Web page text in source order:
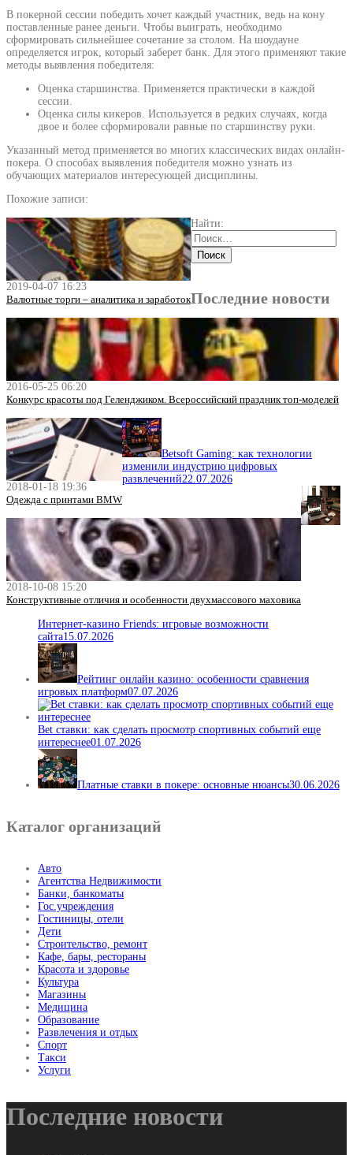
В покерной сессии победить хочет каждый участник, ведь на кону
поставленные ранее деньги. Чтобы выиграть, необходимо
сформировать сильнейшее сочетание за столом. На шоудауне
определяется игрок, который заберет банк. Для этого применяют такие
методы выявления победителя:
Оценка старшинства. Применяется практически в каждой
сессии.
Оценка силы кикеров. Используется в редких случаях, когда
двое и более сформировали равные по старшинству руки.
Указанный метод применяется во многих классических видах онлайн-
покера. О способах выявления победителя можно узнать из
обучающих материалов интересующей дисциплины.
Похожие записи:
2019-04-07 16:23
Валютные торги – аналитика и заработок
2016-05-25 06:20
Конкурс красоты под Геленджиком. Всероссийский праздник топ-моделей
2018-01-18 19:36
Одежда с принтами BMW
2018-10-08 15:20
Конструктивные отличия и особенности двухмассового маховика
Найти:
Последние новости
Betsoft Gaming: как технологии
изменили индустрию цифровых
развлечений22.07.2026
Интернет-казино Friends: игровые возможности
сайта15.07.2026
Рейтинг онлайн казино: особенности сравнения
игровых платформ07.07.2026
Bet ставки: как сделать просмотр спортивных событий еще
интереснее01.07.2026
Платные ставки в покере: основные нюансы30.06.2026
Каталог организаций
Авто
Агентства Недвижимости
Банки, банкоматы
Гос.учреждения
Гостиницы, отели
Дети
Строительство, ремонт
Кафе, бары, рестораны
Красота и здоровье
Культура
Магазины
Медицина
Образование
Развлечения и отдых
Спорт
Такси
Услуги
Последние новости